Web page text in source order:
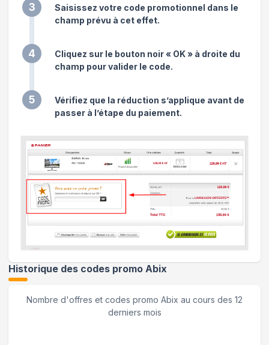
3
Saisissez votre code promotionnel dans le
champ prévu à cet effet.
4
Cliquez sur le bouton noir « OK » à droite du
champ pour valider le code.
5
Vérifiez que la réduction s’applique avant de
passer à l’étape du paiement.
Historique des codes promo Abix
Nombre d'offres et codes promo Abix au cours des 12
derniers mois